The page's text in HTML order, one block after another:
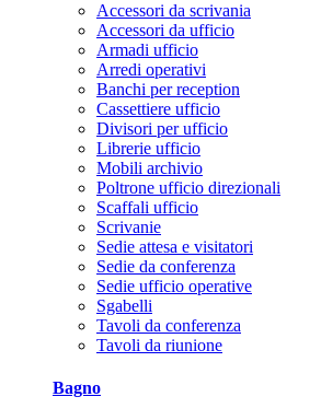
Accessori da scrivania
Accessori da ufficio
Armadi ufficio
Arredi operativi
Banchi per reception
Cassettiere ufficio
Divisori per ufficio
Librerie ufficio
Mobili archivio
Poltrone ufficio direzionali
Scaffali ufficio
Scrivanie
Sedie attesa e visitatori
Sedie da conferenza
Sedie ufficio operative
Sgabelli
Tavoli da conferenza
Tavoli da riunione
Bagno